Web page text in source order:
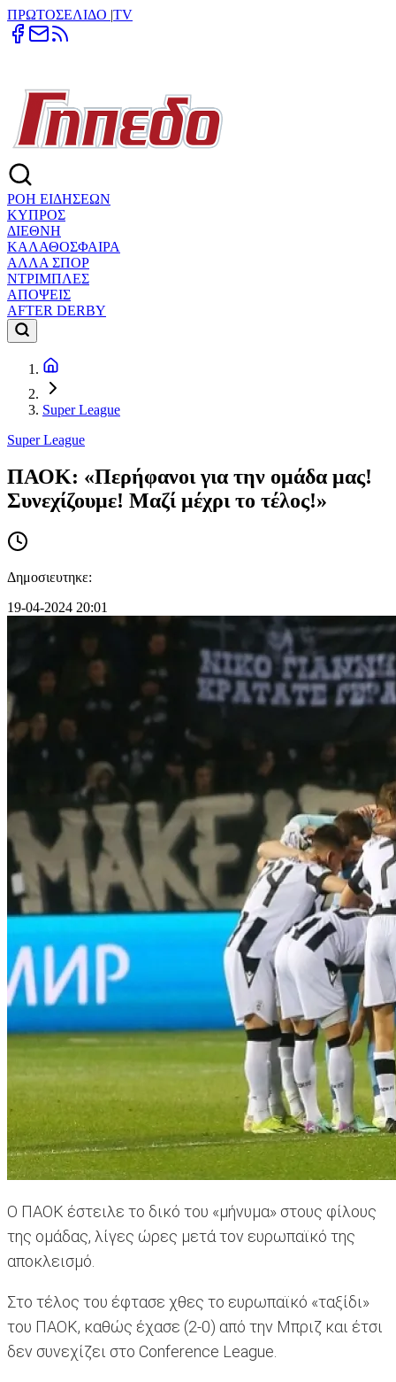
ΠΡΩΤΟΣΕΛΙΔΟ |TV
ΡΟΗ ΕΙΔΗΣΕΩΝ
ΚΥΠΡΟΣ
ΔΙΕΘΝΗ
ΚΑΛΑΘΟΣΦΑΙΡΑ
ΑΛΛΑ ΣΠΟΡ
ΝΤΡΙΜΠΛΕΣ
ΑΠΟΨΕΙΣ
AFTER DERBY
Super League
Super League
ΠΑΟΚ: «Περήφανοι για την ομάδα μας!
Συνεχίζουμε! Μαζί μέχρι το τέλος!»
Δημοσιευτηκε:
19-04-2024 20:01
Ο ΠΑΟΚ έστειλε το δικό του «μήνυμα» στους φίλους
της ομάδας, λίγες ώρες μετά τον ευρωπαϊκό της
αποκλεισμό.
Στο τέλος του έφτασε χθες το ευρωπαϊκό «ταξίδι»
του ΠΑΟΚ, καθώς έχασε (2-0) από την Μπριζ και έτσι
δεν συνεχίζει στο Conference League.